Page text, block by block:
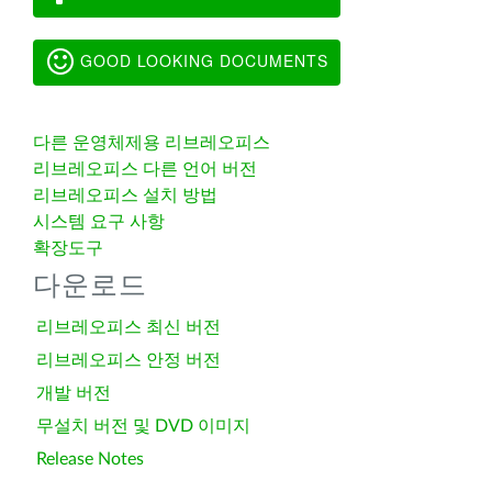
GOOD LOOKING DOCUMENTS
다른 운영체제용 리브레오피스
리브레오피스 다른 언어 버전
리브레오피스 설치 방법
시스템 요구 사항
확장도구
다운로드
리브레오피스 최신 버전
리브레오피스 안정 버전
개발 버전
무설치 버전 및 DVD 이미지
Release Notes